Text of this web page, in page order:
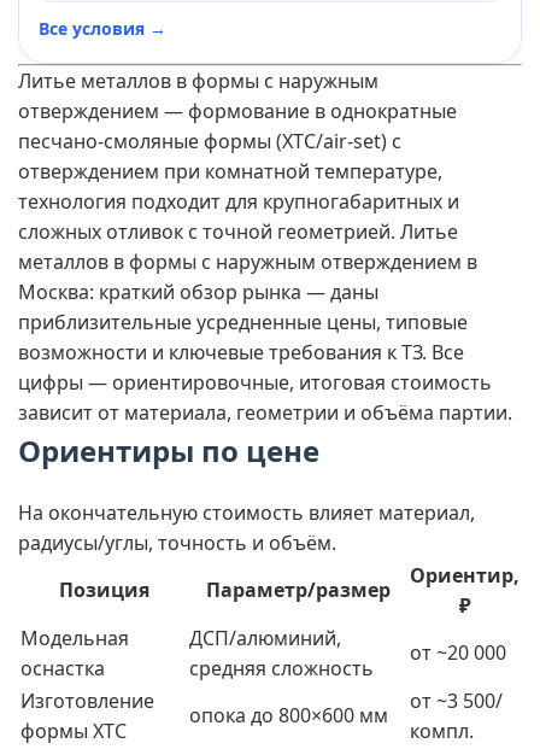
Все условия →
Литье металлов в формы с наружным
отверждением — формование в однократные
песчано-смоляные формы (ХТС/air-set) с
отверждением при комнатной температуре,
технология подходит для крупногабаритных и
сложных отливок с точной геометрией. Литье
металлов в формы с наружным отверждением в
Москва: краткий обзор рынка — даны
приблизительные усредненные цены, типовые
возможности и ключевые требования к ТЗ. Все
цифры — ориентировочные, итоговая стоимость
зависит от материала, геометрии и объёма партии.
Ориентиры по цене
На окончательную стоимость влияет материал,
радиусы/углы, точность и объём.
Позиция
Параметр/размер
Ориентир,
₽
Модельная
оснастка
ДСП/алюминий,
средняя сложность
от ~20 000
Изготовление
формы ХТС
опока до 800×600 мм
от ~3 500/
компл.